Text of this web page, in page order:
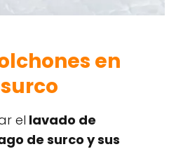
en
el lavado de
de surco y sus